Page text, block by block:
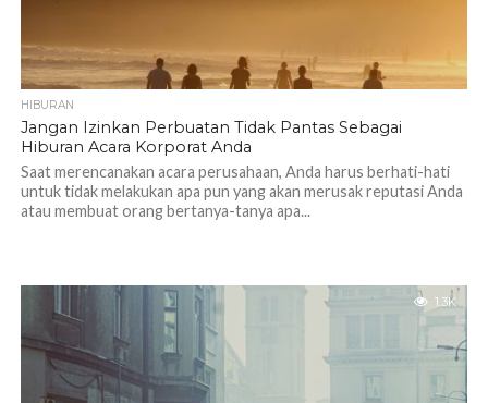
HIBURAN
Jangan Izinkan Perbuatan Tidak Pantas Sebagai
Hiburan Acara Korporat Anda
Saat merencanakan acara perusahaan, Anda harus berhati-hati
untuk tidak melakukan apa pun yang akan merusak reputasi Anda
atau membuat orang bertanya-tanya apa...
1.3K